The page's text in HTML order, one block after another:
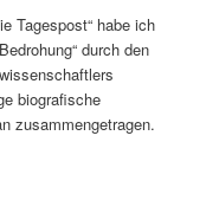
Tagespost“ habe ich
durch den
biografische
zusammengetragen.